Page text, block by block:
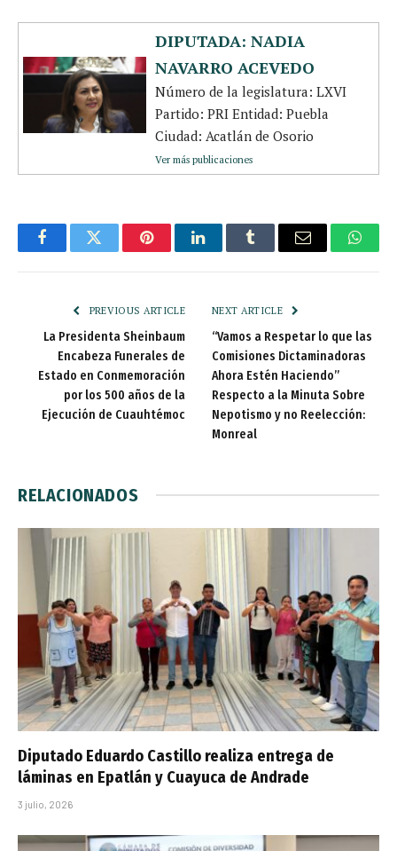
DIPUTADA: NADIA
NAVARRO ACEVEDO
Número de la legislatura: LXVI
Partido: PRI Entidad: Puebla
Ciudad: Acatlán de Osorio
Ver más publicaciones
FacebookTwitter PinterestLinkedInTumblr Email
PREVIOUS ARTICLE
La Presidenta Sheinbaum
Encabeza Funerales de
Estado en Conmemoración
por los 500 años de la
Ejecución de Cuauhtémoc
NEXT ARTICLE
“Vamos a Respetar lo que las
Comisiones Dictaminadoras
Ahora Estén Haciendo”
Respecto a la Minuta Sobre
Nepotismo y no Reelección:
Monreal
RELACIONADOS
Diputado Eduardo Castillo realiza entrega de
láminas en Epatlán y Cuayuca de Andrade
3 julio, 2026